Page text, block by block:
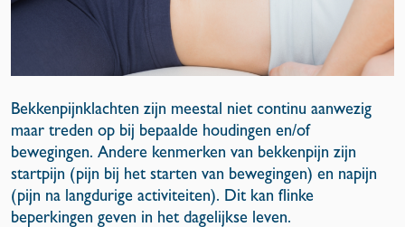
Bekkenpijnklachten zijn meestal niet continu aanwezig
maar treden op bij bepaalde houdingen en/of
bewegingen. Andere kenmerken van bekkenpijn zijn
startpijn (pijn bij het starten van bewegingen) en napijn
(pijn na langdurige activiteiten). Dit kan flinke
beperkingen geven in het dagelijkse leven.